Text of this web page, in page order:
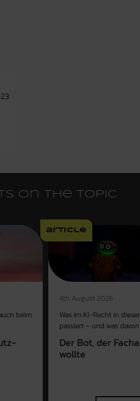
on the topic
beim
article
4th August 2026
Was im KI-Recht in
passiert – und was
Der Bot, der
wollte